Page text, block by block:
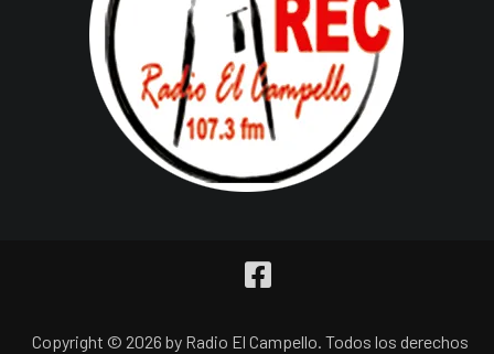
Copyright © 2026 by Radio El Campello. Todos los derechos